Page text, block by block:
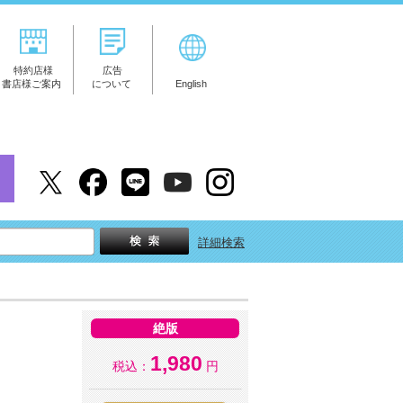
特約店様
書店様ご案内
広告
について
English
詳細検索
絶版
税込： 1,980 円